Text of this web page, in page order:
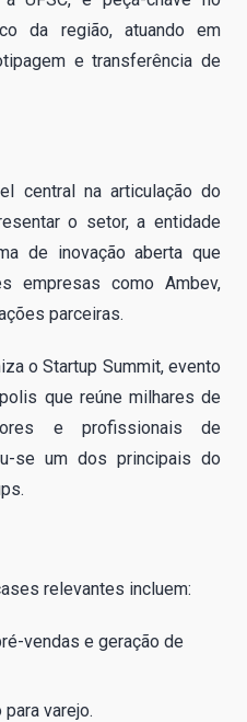
da região, atuando em
e transferência de
central na articulação do
o setor, a entidade
de inovação aberta que
empresas como Ambev,
parceiras.
o Startup Summit, evento
que reúne milhares de
e profissionais de
se um dos principais do
relevantes incluem:
vendas e geração de
varejo.